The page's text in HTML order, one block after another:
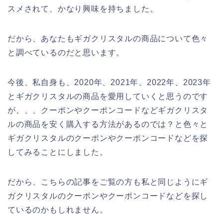
スメされて、かなり興味を持ちました。
だから、あなたもギガクリスタルの商品について色々
と調べているのだと思います。
今後、私自身も、2020年、2021年、2022年、2023年
とギガクリスタルの商品を愛用していくと思うのです
が、、、クーポンやクーポンコードなどギガクリスタ
ルの商品を安く購入する方法があるのでは？と色々と
ギガクリスタルのクーポンやクーポンコードなどを探
してみることにしました。
だから、こちらの記事をご覧の方も私と同じようにギ
ガクリスタルのクーポンやクーポンコードなどを探し
ているのかもしれません。